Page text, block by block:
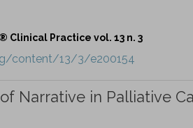
Clinical Practice vol. 13 n. 3
content/13/3/e200154
Narrative in Palliative